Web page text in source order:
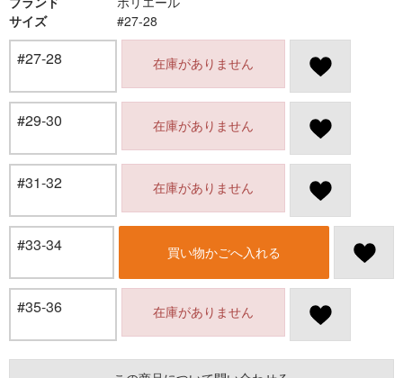
サイズ
#27-28
#27-28 在庫がありません
#29-30 在庫がありません
#31-32 在庫がありません
#33-34 買い物かごへ入れる
#35-36 在庫がありません